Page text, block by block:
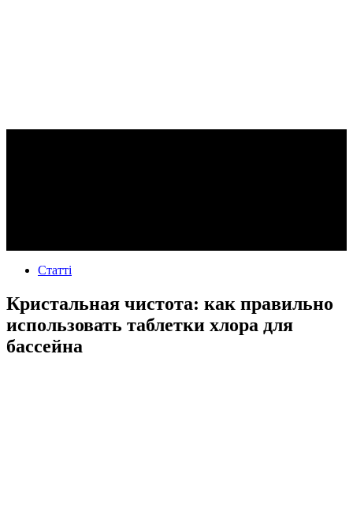
Статті
Кристальная чистота: как правильно
использовать таблетки хлора для
бассейна